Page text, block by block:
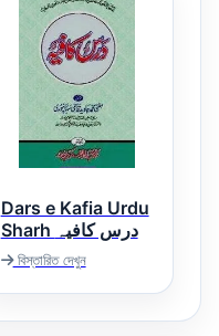
Dars e Kafia Urdu
Sharh درس کافیہ
বিস্তারিত দেখুন